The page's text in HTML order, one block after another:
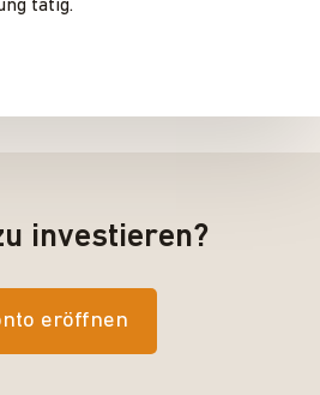
tätig.
investieren?
eröffnen